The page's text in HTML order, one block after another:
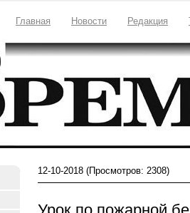
Главная Новости Редакция
12-10-2018 (Просмотров: 2308)